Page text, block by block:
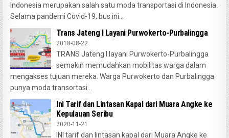
Indonesia merupakan salah satu moda transportasi di Indonesia.
Selama pandemi Covid-19, bus ini...
Trans Jateng I Layani Purwokerto-Purbalingga
2018-08-22
TRANS Jateng I layani Purwokerto-Purbalingga
semakin memudahkan mobilitas warga dalam
mengakses tujuan mereka. Warga Purwokerto dan Purbalingga
punya moda transortasi...
Ini Tarif dan Lintasan Kapal dari Muara Angke ke
Kepulauan Seribu
2020-11-21
INI tarif dan lintasan kapal dari Muara Angke ke